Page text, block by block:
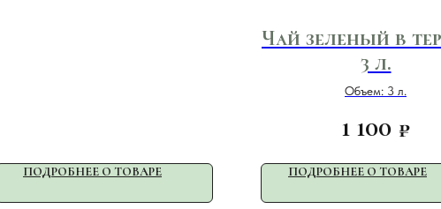
ПОДРОБНЕЕ О ТОВАРЕ
Чай зеленый в
3 л.
Объем: 3 л.
1 100 ₽
ПОДРОБНЕЕ О ТОВАРЕ